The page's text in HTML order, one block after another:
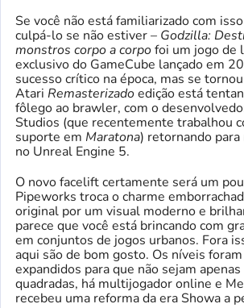
Se você não está familiarizado com
culpá-lo se não estiver – Godzilla:
monstros corpo a corpofoi um jogo de
exclusivo do GameCube lançado em
sucesso crítico na época, mas se
Atari Remasterizadoedição está
fôlego ao brawler, com o
Studios (que recentemente trabalhou
suporte em Maratona) retornando
no Unreal Engine 5.
O novo facelift certamente será um
Pipeworks troca o charme
original por um visual moderno e
parece que você está brincando com
em conjuntos de jogos urbanos. Fora
aqui são de bom gosto. Os níveis
expandidos para que não sejam apenas
quadradas, há multijogador online e
recebeu uma reforma da era Showa a